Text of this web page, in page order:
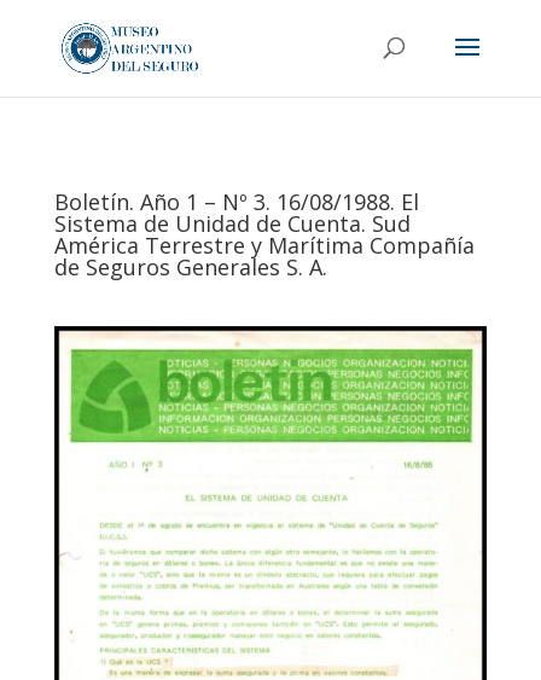
Boletín. Año 1 – Nº 3. 16/08/1988. El
Sistema de Unidad de Cuenta. Sud
América Terrestre y Marítima Compañía
de Seguros Generales S. A.